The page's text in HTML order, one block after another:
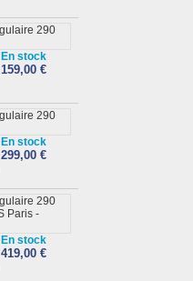
En stock
159,00 €
En stock
299,00 €
En stock
419,00 €